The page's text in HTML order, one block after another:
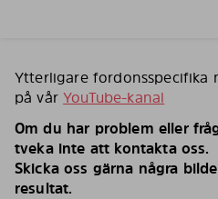
Ytterligare fordonsspecifika
på vårYouTube-kanal
Om du har problem eller
tveka inte att kontakta oss.
Skicka oss gärna några
resultat.